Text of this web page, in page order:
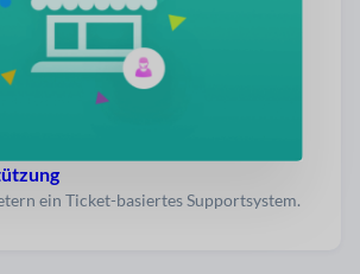
ein Ticket-basiertes Supportsystem.